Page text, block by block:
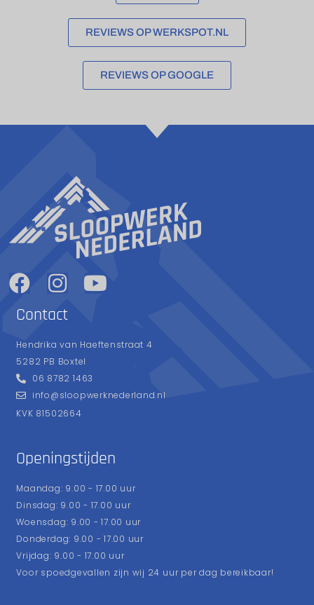
REVIEWS OP WERKSPOT.NL
REVIEWS OP GOOGLE
Contact
Hendrika van Haeftenstraat 4
5282 PB Boxtel
06 8782 1463
info@sloopwerknederland.nl
KVK 81502664
Openingstijden
Maandag: 9.00 - 17.00 uur
Dinsdag: 9.00 - 17.00 uur
Woensdag: 9.00 - 17.00 uur
Donderdag: 9.00 - 17.00 uur
Vrijdag: 9.00 - 17.00 uur
Voor spoedgevallen zijn wij 24 uur per dag bereikbaar!